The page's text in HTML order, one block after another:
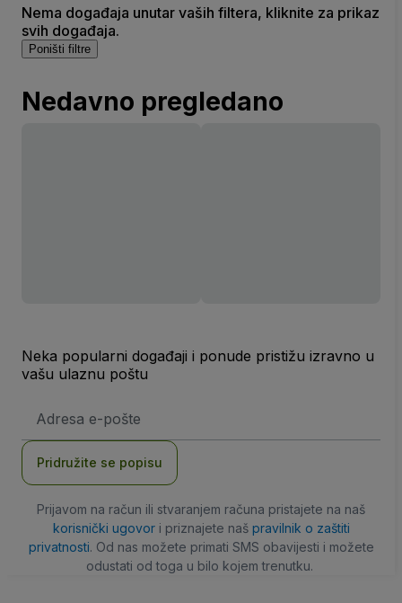
Nema događaja unutar vaših filtera, kliknite za prikaz
svih događaja.
Poništi filtre
Nedavno pregledano
Neka popularni događaji i ponude pristižu izravno u
vašu ulaznu poštu
mail
Pridružite se popisu
Prijavom na račun ili stvaranjem računa pristajete na naš
korisnički ugovori priznajete naš pravilnik o zaštiti
privatnosti. Od nas možete primati SMS obavijesti i možete
odustati od toga u bilo kojem trenutku.